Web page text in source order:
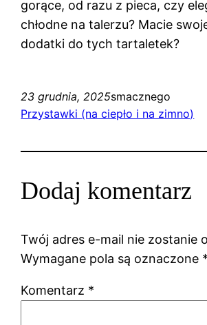
gorące, od razu z pieca, czy
chłodne na talerzu? Macie
dodatki do tych tartaletek?
23 grudnia, 2025smacznego
Przystawki (na ciepło i na zimno)
Dodaj komentarz
Twój adres e-mail nie zostanie
Wymagane pola są oznaczone *
Komentarz *